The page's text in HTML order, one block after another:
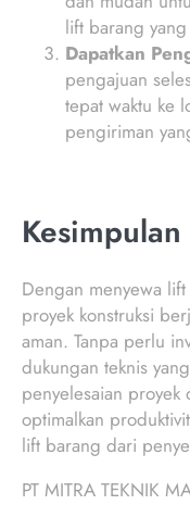
lift barang
Dapatkan
pengajuan
tepat waktu ke
pengiriman
Kesimpulan
Dengan menyewa
proyek konstruksi
aman. Tanpa perlu
dukungan teknis
penyelesaian
optimalkan
lift barang dari
PT MITRA TEKNIK